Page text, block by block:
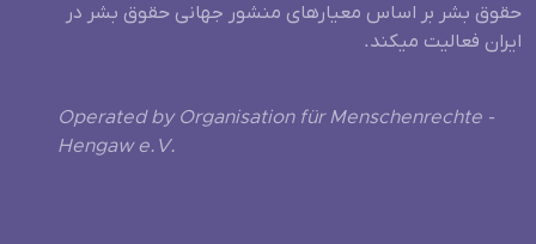
حقوق بشر بر اساس معیارهای منشور جهانی حقوق بشر در
ایران فعالیت میکند.
Operated by Organisation für Menschenrechte -
Hengaw e.V.